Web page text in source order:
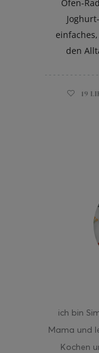
Ofen-
den
19
ich bin
Mama und
Kochen